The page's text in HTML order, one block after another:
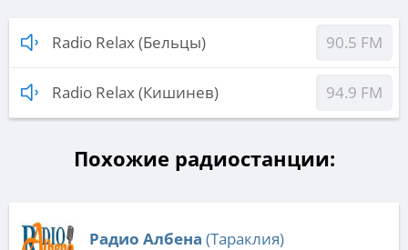
Radio Relax (Бельцы) 90.5 FM
Radio Relax (Кишинев) 94.9 FM
Похожие радиостанции:
Радио Албена (Тараклия)